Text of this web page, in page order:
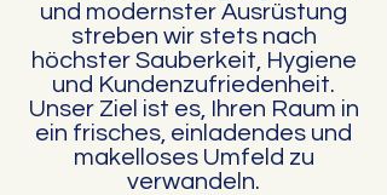
und modernster Ausrüstung
streben wir stets nach
höchster Sauberkeit, Hygiene
und Kundenzufriedenheit.
Unser Ziel ist es, Ihren Raum in
ein frisches, einladendes und
makelloses Umfeld zu
verwandeln.